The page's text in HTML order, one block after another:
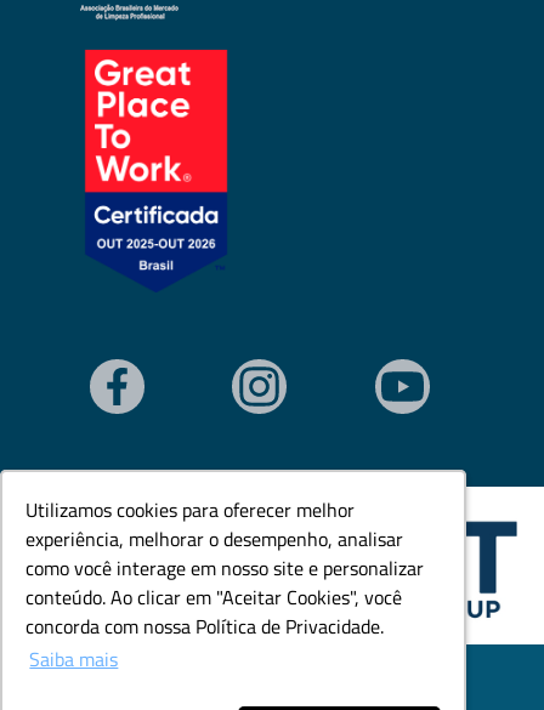
Utilizamos cookies para oferecer melhor
experiência, melhorar o desempenho, analisar
como você interage em nosso site e personalizar
conteúdo. Ao clicar em "Aceitar Cookies", você
concorda com nossa Política de Privacidade.
Saiba mais
Utilizamos cookies para oferecer melhor
experiência, melhorar o desempenho, analisar
como você interage em nosso site e personalizar
conteúdo. Ao clicar em "Aceitar Cookies", você
concorda com nossa Política de Privacidade.
Saiba mais
© Todos os direitos reservados. Goedert Ltda - CNPJ: